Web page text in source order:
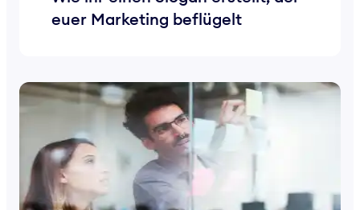
euer Marketing beflügelt